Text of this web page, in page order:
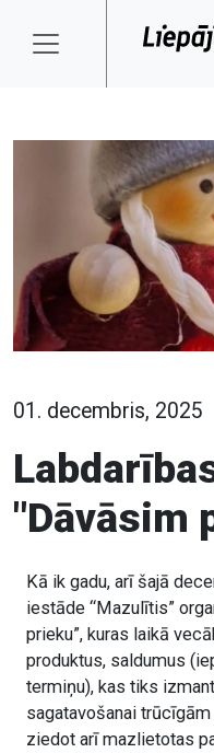
01. decembris, 2025
"Dāvāsim
Kā ik gadu, arī šajā
iestāde “Mazulītis”
prieku”, kuras laikā
produktus, saldumus
termiņu), kas tiks
sagatavošanai
ziedot arī mazlietotas